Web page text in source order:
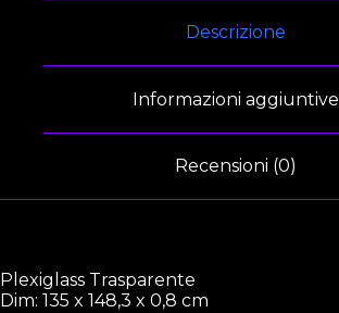
Descrizione
Informazioni aggiuntive
Recensioni (0)
Plexiglass Trasparente
Dim: 135 x 148,3 x 0,8 cm